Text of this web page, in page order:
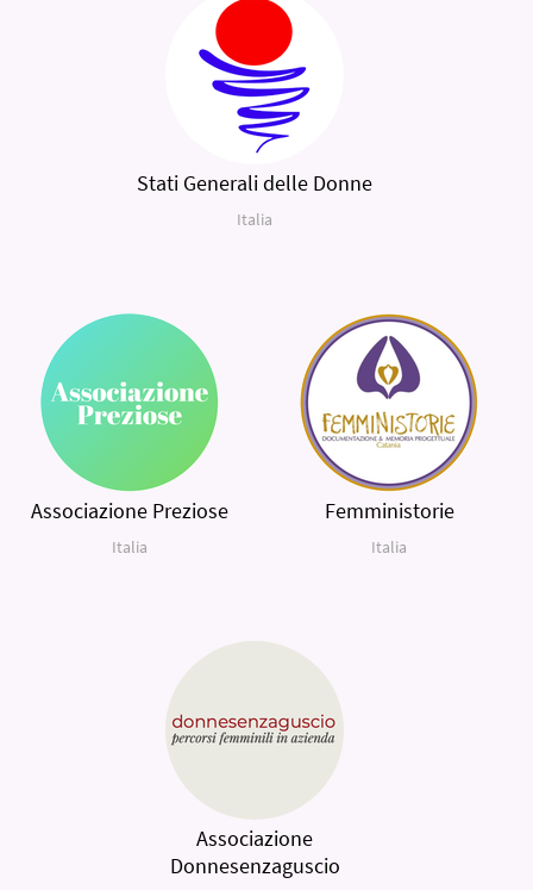
Stati Generali delle Donne
Italia
Associazione Preziose
Italia
Femministorie
Italia
Associazione
Donnesenzaguscio